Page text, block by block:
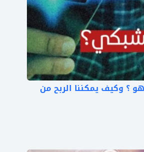
؟ وكيف يمكننا الربح من